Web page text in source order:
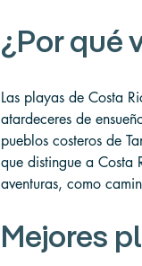
¿Por qué
Las playas de Costa
atardeceres de
pueblos costeros de
que distingue a Costa
aventuras, como
Mejores